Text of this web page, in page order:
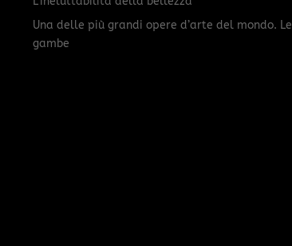
Una delle più grandi opere d’arte del mondo. Le
gambe